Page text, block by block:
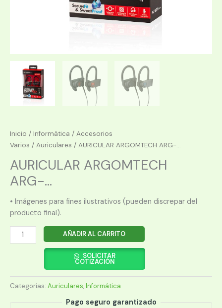
Inicio / Informática / Accesorios
Varios / Auriculares / AURICULAR ARGOMTECH ARG-...
AURICULAR ARGOMTECH
ARG-...
• Imágenes para fines ilustrativos (pueden discrepar del
producto final).
AURICULAR
ARGOMTECH
2025BK
NEGRO
AÑADIR AL CARRITO
SOLICITAR
COTIZACIÓN
Categorías: Auriculares,Informática
Pago seguro garantizado